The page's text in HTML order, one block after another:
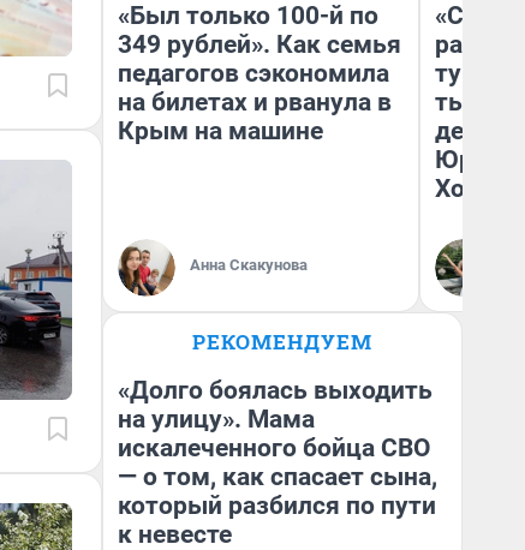
«Был только 100-й по
349 рублей». Как семья
педагогов сэкономила
на билетах и рванула в
Крым на машине
Анна Скакунова
тысяч,
день
РЕКОМЕНДУЕМ
«Долго боялась выходить
на улицу». Мама
искалеченного бойца СВО
— о том, как спасает сына,
который разбился по пути
к невесте